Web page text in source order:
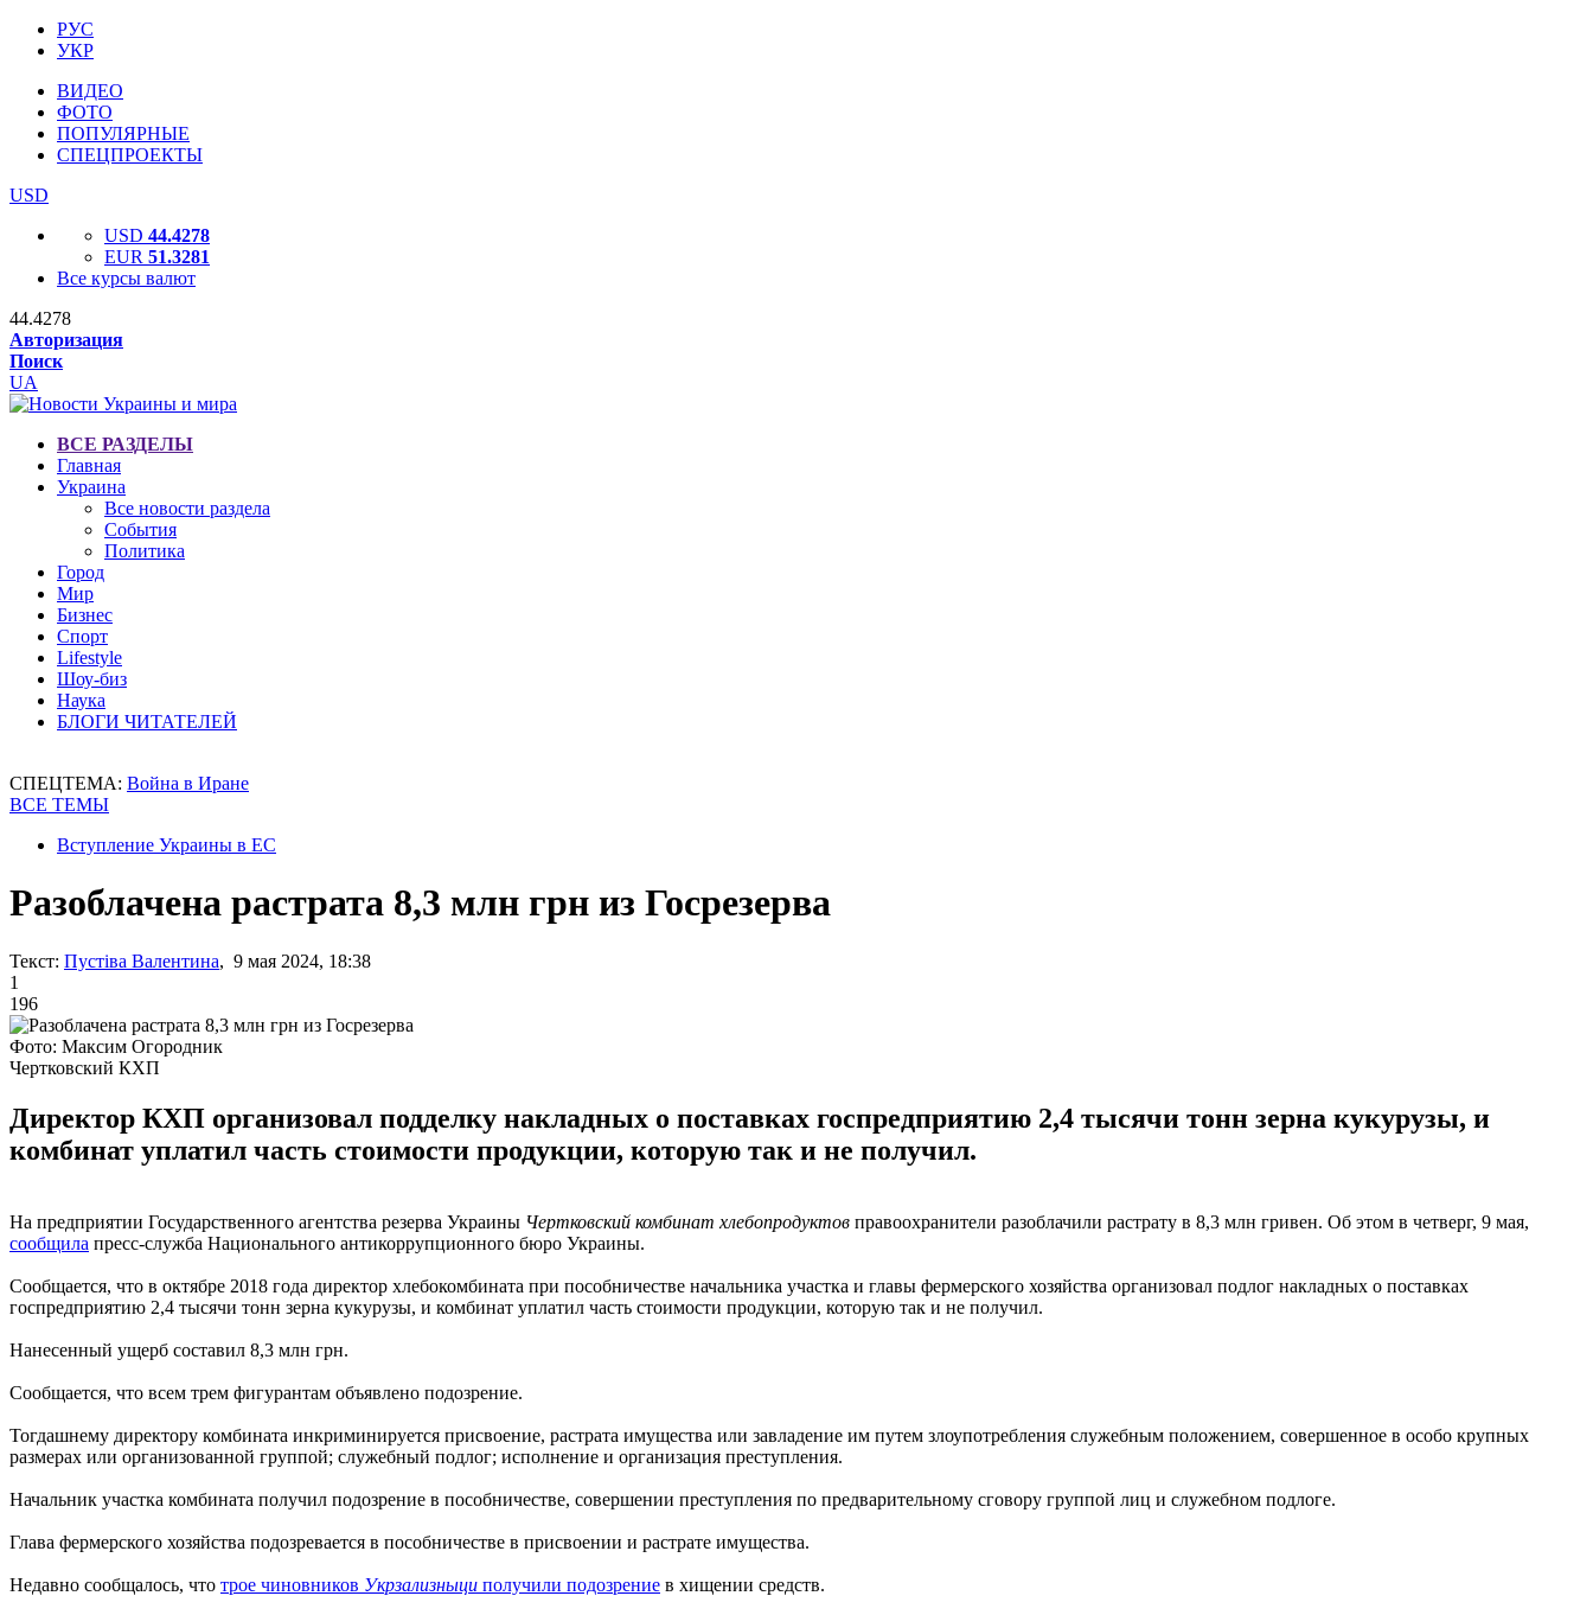
РУС
УКР
ВИДЕО
ФОТО
ПОПУЛЯРНЫЕ
СПЕЦПРОЕКТЫ
USD
USD 44.4278
EUR 51.3281
Все курсы валют
44.4278
Авторизация
Поиск
UA
ВСЕ РАЗДЕЛЫ
Главная
Украина
Все новости раздела
События
Политика
Город
Мир
Бизнес
Спорт
Lifestyle
Шоу-биз
Наука
БЛОГИ ЧИТАТЕЛЕЙ
СПЕЦТЕМА: Война в Иране
ВСЕ ТЕМЫ
Вступление Украины в ЕС
Разоблачена растрата 8,3 млн грн из Госрезерва
Текст: Пустіва Валентина, 9 мая 2024, 18:38
1
196
Фото: Максим Огородник
Чертковский КХП
Директор КХП организовал подделку накладных о поставках госпредприятию 2,4 тысячи тонн зерна кукурузы, и
комбинат уплатил часть стоимости продукции, которую так и не получил.
На предприятии Государственного агентства резерва Украины Чертковский комбинат хлебопродуктов правоохранители разоблачили растрату в 8,3 млн гривен. Об этом в четверг, 9 мая,
сообщила пресс-служба Национального антикоррупционного бюро Украины.
Сообщается, что в октябре 2018 года директор хлебокомбината при пособничестве начальника участка и главы фермерского хозяйства организовал подлог накладных о поставках
госпредприятию 2,4 тысячи тонн зерна кукурузы, и комбинат уплатил часть стоимости продукции, которую так и не получил.
Нанесенный ущерб составил 8,3 млн грн.
Сообщается, что всем трем фигурантам объявлено подозрение.
Тогдашнему директору комбината инкриминируется присвоение, растрата имущества или завладение им путем злоупотребления служебным положением, совершенное в особо крупных
размерах или организованной группой; служебный подлог; исполнение и организация преступления.
Начальник участка комбината получил подозрение в пособничестве, совершении преступления по предварительному сговору группой лиц и служебном подлоге.
Глава фермерского хозяйства подозревается в пособничестве в присвоении и растрате имущества.
Недавно сообщалось, что трое чиновников Укрзализныци получили подозрение в хищении средств.